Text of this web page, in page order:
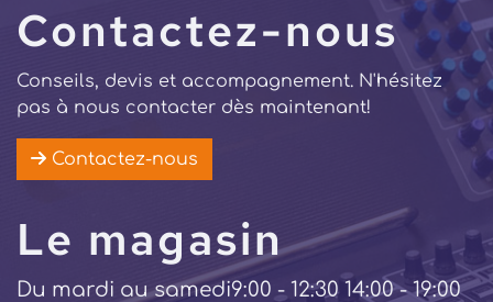
Contactez-nous
Conseils, devis et accompagnement. N'hésitez
pas à nous contacter dès maintenant!
Contactez-nous
Le magasin
Du mardi au samedi9:00 - 12:30 14:00 - 19:00